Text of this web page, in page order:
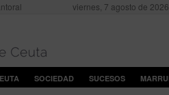
viernes, 7 agosto de 2026
SOCIEDAD SUCESOS